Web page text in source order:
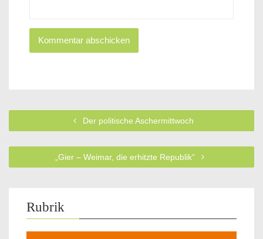
Der politische Aschermittwoch
„Gier – Weimar, die erhitzte Republik“
Rubrik